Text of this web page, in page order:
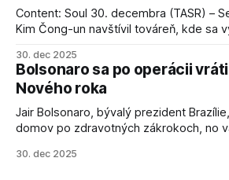
Content: Soul 30. decembra (TASR) –
Kim Čong-un navštívil továreň, kde sa
schopnosti. Informovali o tom štátne
sa odvoláva agentúra AFP.
30. dec 2025
Bolsonaro sa po operácii
Nového roka
Jair Bolsonaro, bývalý prezident
domov po zdravotných zákrokoch, no
30. dec 2025